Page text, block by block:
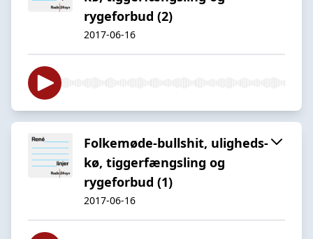
rygeforbud (2)
2017-06-16
Folkemøde-bullshit, uligheds-
kø, tiggerfængsling og
rygeforbud (1)
2017-06-16